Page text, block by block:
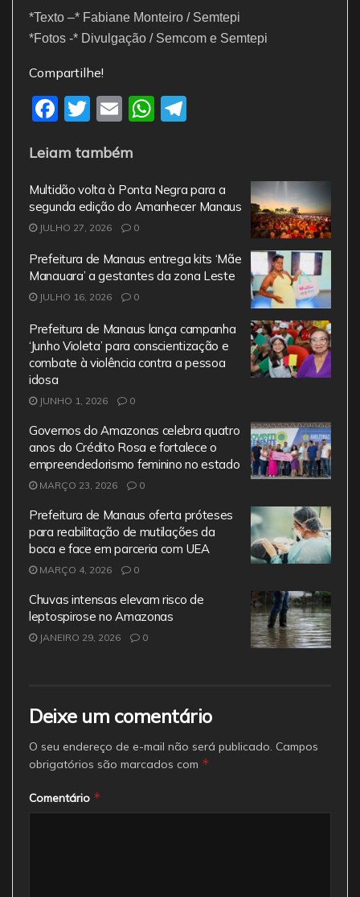
*Texto –* Fabiane Monteiro / Semtepi
*Fotos -* Divulgação / Semcom e Semtepi
Compartilhe!
F
c
e
b
o
o
k
T
itt
er
E
ai
l
W
s
A
p
gr
a
Leiam também
Multidão volta à Ponta Negra para a
segunda edição do Amanhecer Manaus
JULHO 27, 2026 0
Prefeitura de Manaus entrega kits ‘Mãe
Manauara’ a gestantes da zona Leste
JULHO 16, 2026 0
Prefeitura de Manaus lança campanha
‘Junho Violeta’ para conscientização e
combate à violência contra a pessoa
idosa
JUNHO 1, 2026 0
Governos do Amazonas celebra quatro
anos do Crédito Rosa e fortalece o
empreendedorismo feminino no estado
MARÇO 23, 2026 0
Prefeitura de Manaus oferta próteses
para reabilitação de mutilações da
boca e face em parceria com UEA
MARÇO 4, 2026 0
Chuvas intensas elevam risco de
leptospirose no Amazonas
JANEIRO 29, 2026 0
Deixe um comentário
O seu endereço de e-mail não será publicado. Campos
obrigatórios são marcados com *
Comentário *